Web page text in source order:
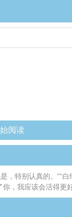
阅读
特别认真的。”“白
，我应该会活得更